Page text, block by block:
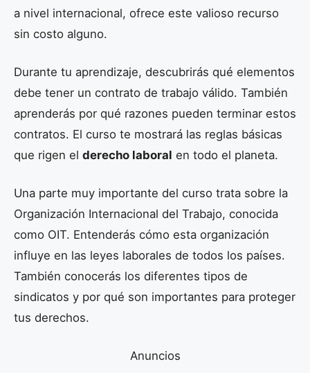
a nivel internacional, ofrece este valioso recurso
sin costo alguno.
Durante tu aprendizaje, descubrirás qué elementos
debe tener un contrato de trabajo válido. También
aprenderás por qué razones pueden terminar estos
contratos. El curso te mostrará las reglas básicas
que rigen el derecho laboral en todo el planeta.
Una parte muy importante del curso trata sobre la
Organización Internacional del Trabajo, conocida
como OIT. Entenderás cómo esta organización
influye en las leyes laborales de todos los países.
También conocerás los diferentes tipos de
sindicatos y por qué son importantes para proteger
tus derechos.
Anuncios